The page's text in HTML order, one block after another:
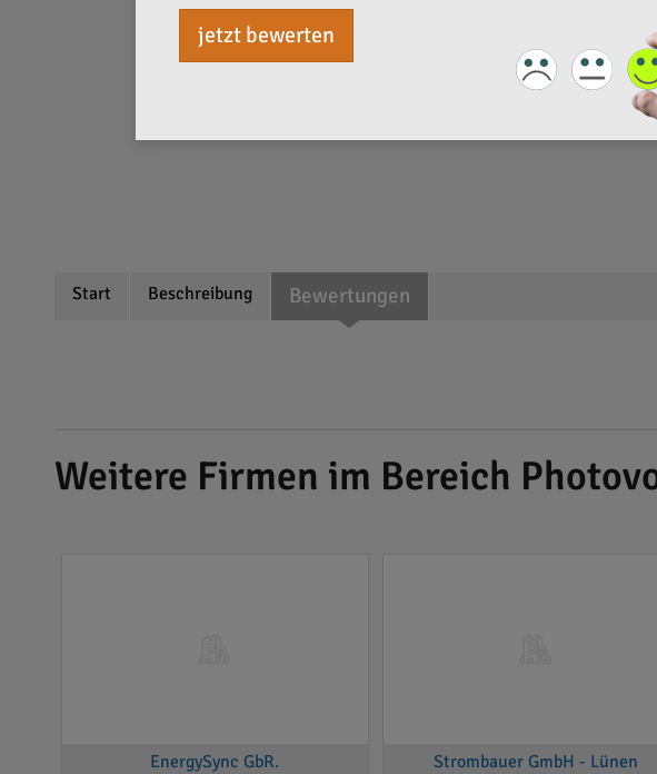
Start Beschreibung Bewertungen
Weitere Firmen im Bereich
EnergySync GbR. Strombauer GmbH - Lünen
jetzt bewerten